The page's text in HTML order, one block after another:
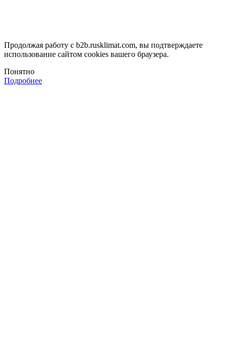
Продолжая работу с b2b.rusklimat.com, вы подтверждаете
использование сайтом cookies вашего браузера.
Понятно
Подробнее